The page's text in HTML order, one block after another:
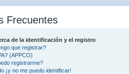
Frecuentes
de la identificación y el registro
que registrar?
(APPCO)
registrarme?
¡y no me puedo identificar!